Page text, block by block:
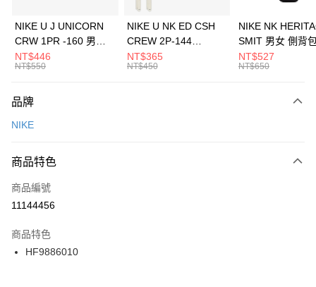
元大商業銀行
台灣樂天信用卡公司
全盈+PAY
AFTEE先享後付
【關於「AFTEE先享後付」】
便利好安心！
３．安心：先確認商品／服務後，再付款。
【「AFTEE先享後付」結帳流程】
１．於結帳方式選擇「AFTEE先享後付」後，將跳轉至「AFTEE先享後付」
２．訂單成立數日內，您將收到繳費通知簡訊。
３．收到繳費通知簡訊後14天內，點擊此簡訊中的連結，可透過四大超商／
ATM／網路銀行／等多元方式進行付款，方視為交易完成。
運送方式
每筆NT$100，滿NT$1,500(含以上)免運費
宅配
每筆NT$100，滿NT$1,500(含以上)免運費
付款後門市自取
每筆NT$100，滿NT$1,500(含以上)免運費
NIKE U J UNICORN
CRW 1PR -160 男女
中統襪 FZ3393100
NT$446
NT$550
NIKE U NK ED CSH
CREW 2P-144
EMBRDY 男女 短統襪
FZ3073133
NT$365
NT$450
NIKE NK
SMIT 男女 側背
BA5871010
NT$527
NT$650
品牌
NIKE
商品特色
商品編號
11144456
商品特色
HF9886010